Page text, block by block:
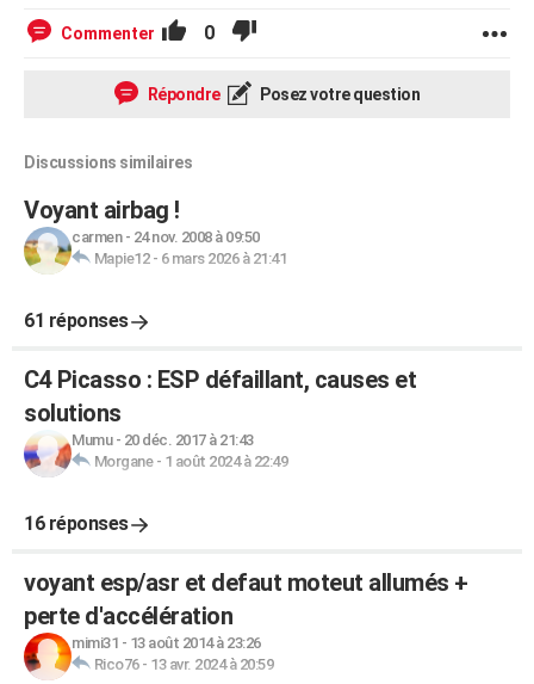
Commenter 0
Répondre Posez votre question
Discussions similaires
Voyant airbag !
carmen- 24 nov. 2008 à 09:50
Mapie12- 6 mars 2026 à 21:41
61 réponses
C4 Picasso : ESP défaillant, causes et
solutions
Mumu- 20 déc. 2017 à 21:43
Morgane- 1 août 2024 à 22:49
16 réponses
voyant esp/asr et defaut moteut allumés +
perte d'accélération
mimi31 - 13 août 2014 à 23:26
Rico76- 13 avr. 2024 à 20:59